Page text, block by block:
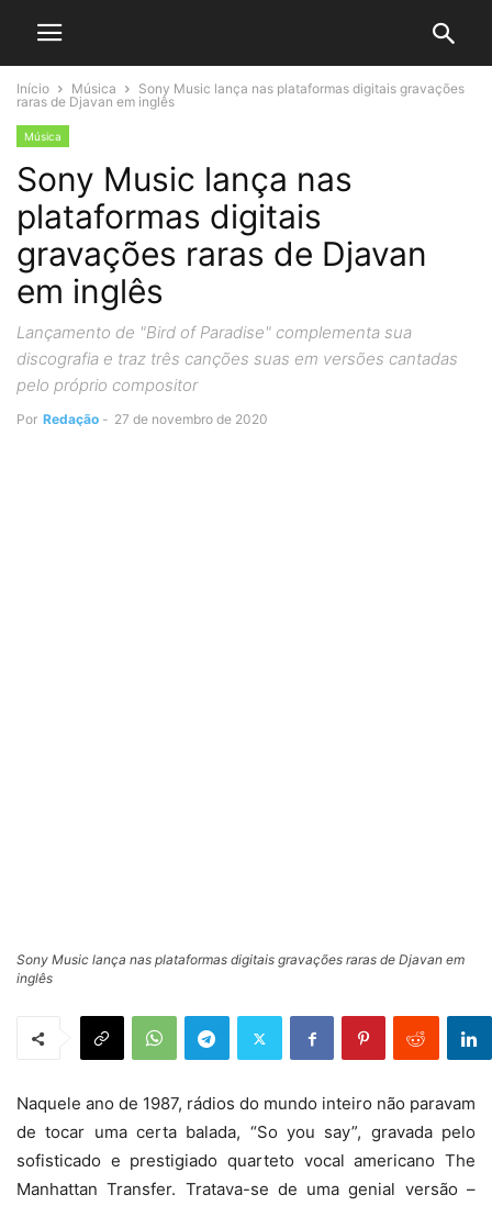
Início Música
Sony Music lança nas plataformas digitais gravações
raras de Djavan em inglês
Música
Sony Music lança nas
plataformas digitais
gravações raras de Djavan
em inglês
Lançamento de "Bird of Paradise" complementa sua
discografia e traz três canções suas em versões cantadas
pelo próprio compositor
Por Redação - 27 de novembro de 2020
Sony Music lança nas plataformas digitais gravações raras de Djavan em
inglês
Naquele ano de 1987, rádios do mundo inteiro não paravam
de tocar uma certa balada, “So you say”, gravada pelo
sofisticado e prestigiado quarteto vocal americano The
Manhattan Transfer. Tratava-se de uma genial versão –